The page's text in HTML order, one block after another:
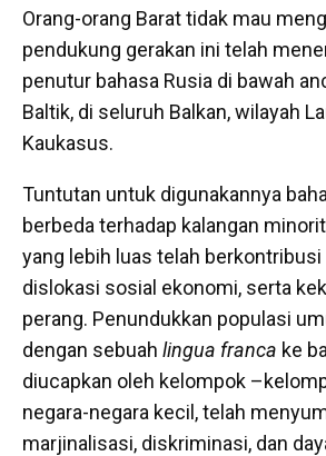
Orang-orang Barat tidak mau
pendukung gerakan ini telah
penutur bahasa Rusia di bawah
Baltik, di seluruh Balkan, wilayah
Kaukasus.
Tuntutan untuk digunakannya
berbeda terhadap kalangan
yang lebih luas telah berkontribusi
dislokasi sosial ekonomi, serta
perang. Penundukkan populasi
dengan sebuah lingua franca ke
diucapkan oleh kelompok
negara-negara kecil, telah
marjinalisasi, diskriminasi, dan